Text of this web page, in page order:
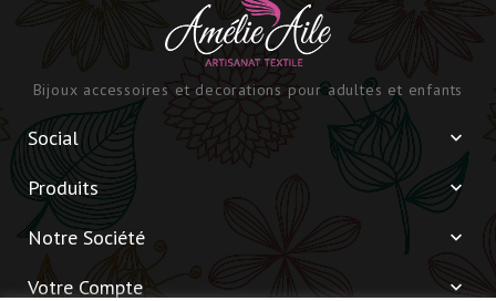
Bijoux accessoires et decorations pour adultes et enfants
Social 
Produits 
Notre Société 
Votre Compte 